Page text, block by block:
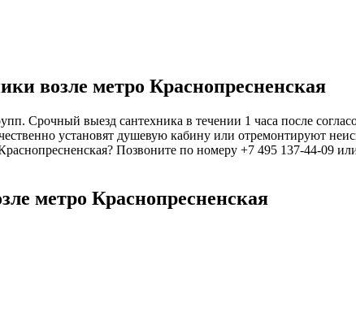
возле метро Краснопресненская
Срочный выезд сантехника в течении 1 часа после
установят душевую кабину или отремонтируют
Позвоните по номеру +7 495 137-44-09
метро Краснопресненская